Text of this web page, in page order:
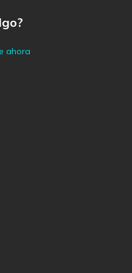
ahora